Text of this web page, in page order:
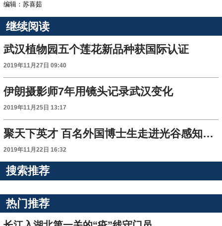
编辑：苏喜茹
继续阅读
武汉植物园五个莲花新品种获国际认证
2019年11月27日 09:40
伊朗摄影师7年用镜头记录武汉变化
2019年11月25日 13:17
聚天下英才 百名外国博士生走进光谷感知中国
2019年11月22日 16:32
搜索推荐
热门推荐